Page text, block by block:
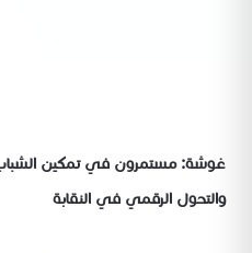
غوشة: مستمرون في تمكين الشباب
والتحول الرقمي في النقابة